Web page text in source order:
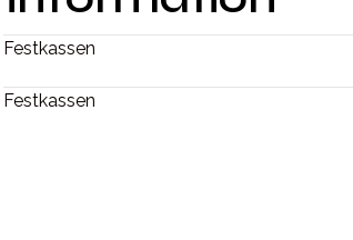
Festkassen
Festkassen